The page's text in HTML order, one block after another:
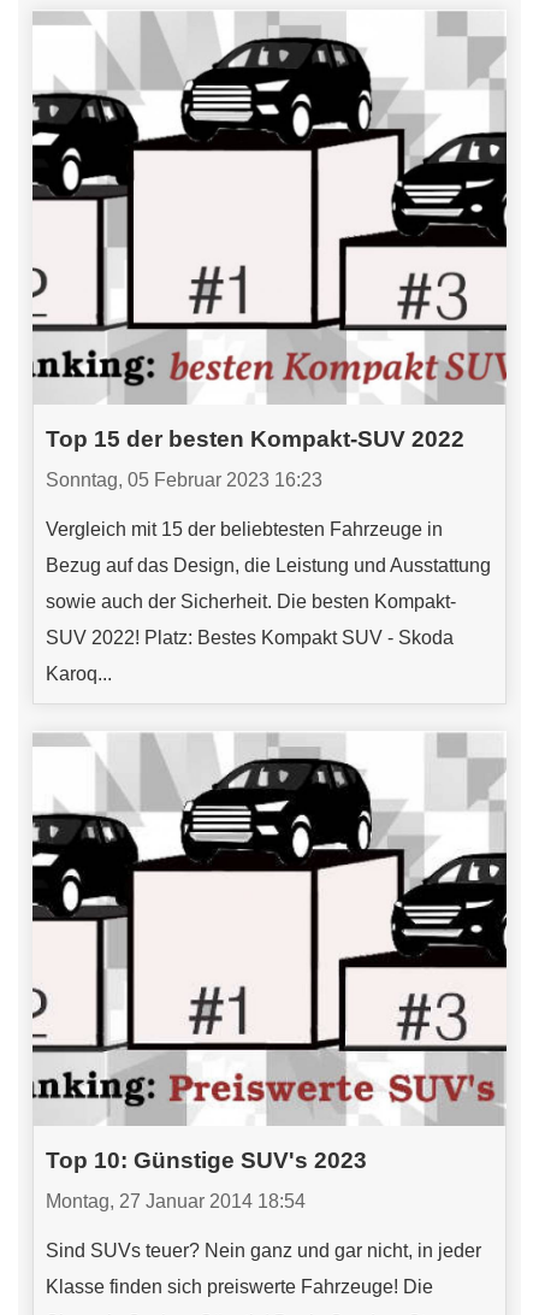
Top 15 der besten Kompakt-SUV 2022
Sonntag, 05 Februar 2023 16:23
Vergleich mit 15 der beliebtesten Fahrzeuge in
Bezug auf das Design, die Leistung und Ausstattung
sowie auch der Sicherheit. Die besten Kompakt-
SUV 2022! Platz: Bestes Kompakt SUV - Skoda
Karoq...
Top 10: Günstige SUV's 2023
Montag, 27 Januar 2014 18:54
Sind SUVs teuer? Nein ganz und gar nicht, in jeder
Klasse finden sich preiswerte Fahrzeuge! Die